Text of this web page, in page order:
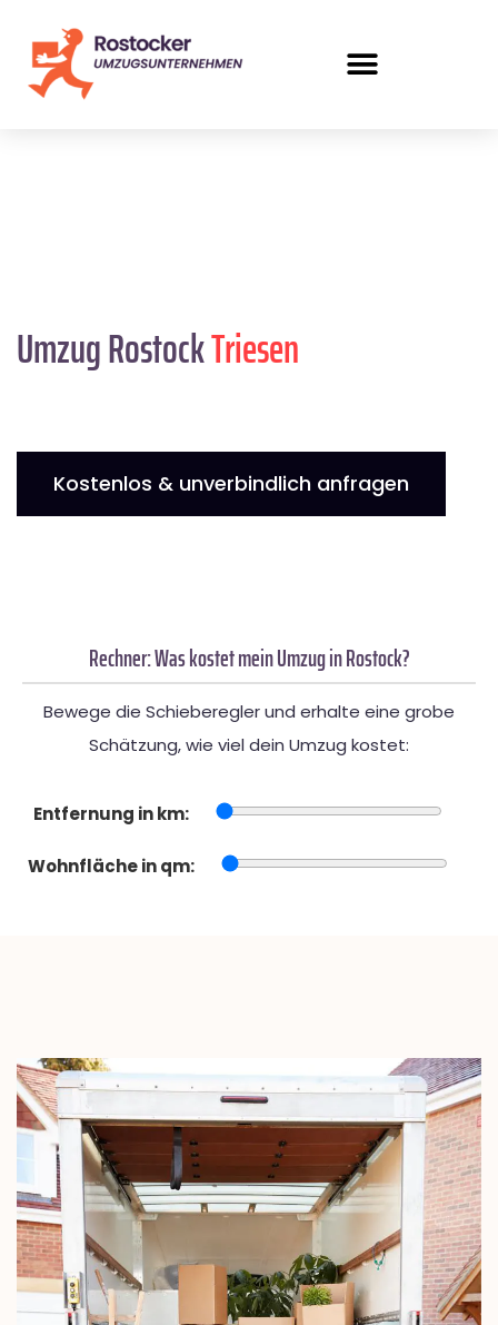
Umzug RostockTriesen
Kostenlos & unverbindlich anfragen
Rechner: Was kostet mein Umzug in Rostock?
Bewege die Schieberegler und erhalte eine grobe
Schätzung, wie viel dein Umzug kostet:
Entfernung in km:
Wohnfläche in qm: